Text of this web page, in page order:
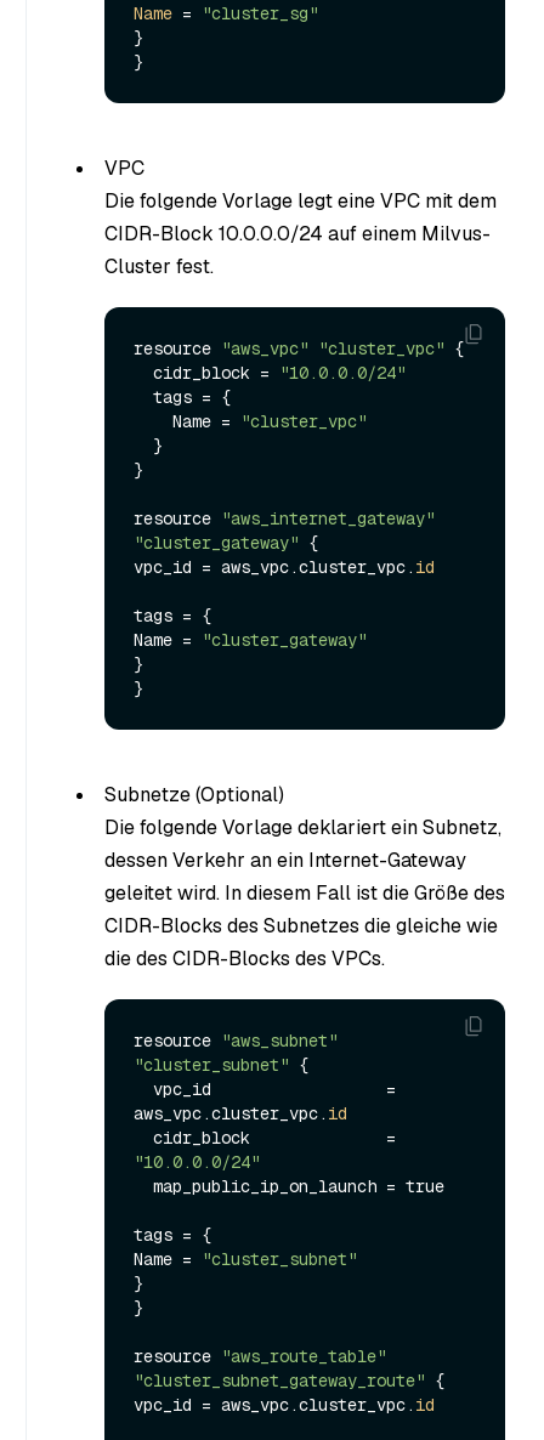
Name =
"cluster_sg"
}
VPC
Die folgende Vorlage legt eine VPC mit dem
CIDR-Block 10.0.0.0/24 auf einem Milvus-
Cluster fest.
resource "aws_vpc" "cluster_vpc" {
  cidr_block =
"10.0.0.0/24"
    Name =
"cluster_vpc"
}
resource "aws_internet_gateway"
"cluster_gateway" {
vpc_id = aws_vpc.cluster_vpc. id
tags = {
Name =
"cluster_gateway"
}
Subnetze (Optional)
Die folgende Vorlage deklariert ein Subnetz,
dessen Verkehr an ein Internet-Gateway
geleitet wird. In diesem Fall ist die Größe des
CIDR-Blocks des Subnetzes die gleiche wie
die des CIDR-Blocks des VPCs.
resource "aws_subnet"
"cluster_subnet" {
aws_vpc.cluster_vpc. id
"10.0.0.0/24"
tags = {
Name =
"cluster_subnet"
}
}
resource "aws_route_table"
"cluster_subnet_gateway_route" {
vpc_id = aws_vpc.cluster_vpc. id